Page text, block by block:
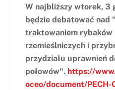
W najbliższy wtorek, 3
będzie debatować nad
traktowaniem rybaków
rzemieślniczych i
przydziału uprawnień
połowów". https://
oceo/document/PECH-